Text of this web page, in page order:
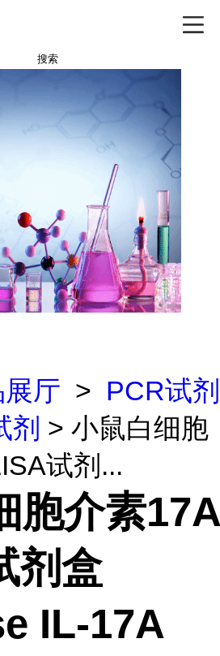
搜索
厅 > PCR试剂
剂 > 小鼠白细胞
试剂...
胞介素17A
剂盒
IL-17A